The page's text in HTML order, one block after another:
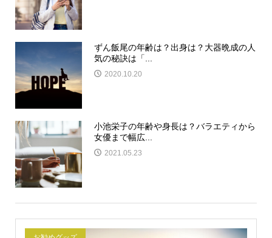
ずん飯尾の年齢は？出身は？大器晩成の人
気の秘訣は「...
2020.10.20
小池栄子の年齢や身長は？バラエティから
女優まで幅広...
2021.05.23